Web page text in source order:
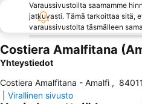
Varaussivustoilta saamamme
jatkuvasti. Tämä tarkoittaa sitä,
varaussivustolta täsmälleen
Costiera Amalfitana
Yhteystiedot
Costiera Amalfitana - Amalfi , 84011
Virallinen sivusto